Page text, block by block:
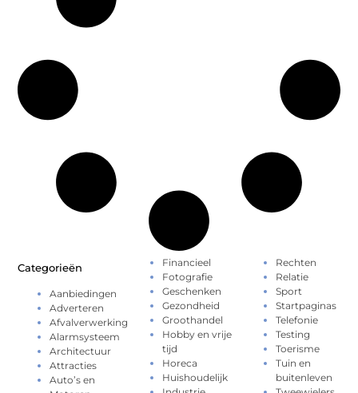
Categorieën
Aanbiedingen
Adverteren
Afvalverwerking
Alarmsysteem
Architectuur
Attracties
Auto’s en
Financieel
Fotografie
Geschenken
Gezondheid
Groothandel
Hobby en vrije
tijd
Horeca
Huishoudelijk
Rechten
Relatie
Sport
Startpaginas
Telefonie
Testing
Toerisme
Tuin en
buitenleven